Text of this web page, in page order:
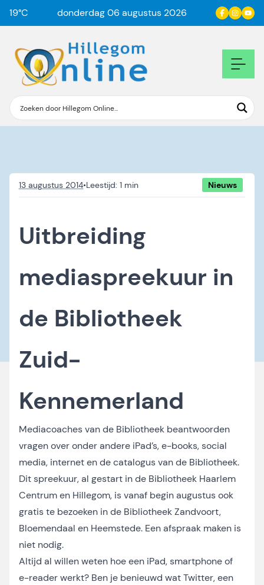
19°C donderdag 06 augustus 2026
13 augustus 2014• Nieuws
Uitbreiding
mediaspreekuur in
de Bibliotheek
Zuid-
Kennemerland
Mediacoaches van de Bibliotheek beantwoorden
vragen over onder andere iPad’s, e-books, social
media, internet en de catalogus van de Bibliotheek.
Dit spreekuur, al gestart in de Bibliotheek Haarlem
Centrum en Hillegom, is vanaf begin augustus ook
gratis te bezoeken in de Bibliotheek Zandvoort,
Bloemendaal en Heemstede. Een afspraak maken is
niet nodig.
Altijd al willen weten hoe een iPad, smartphone of
e-reader werkt? Ben je benieuwd wat Twitter, een